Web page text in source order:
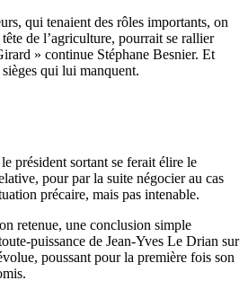
qui tenaient des rôles importants, on
de l’agriculture, pourrait se rallier
» continue Stéphane Besnier. Et
qui lui manquent.
président sortant se ferait élire le
pour par la suite négocier au cas
précaire, mais pas intenable.
retenue, une conclusion simple
puissance de Jean-Yves Le Drian sur
poussant pour la première fois son